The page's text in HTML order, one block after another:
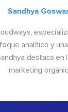
Sandhya
analítico y
destaca
marketing